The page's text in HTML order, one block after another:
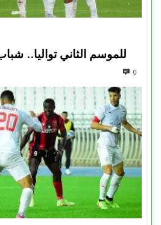
للموسم الثاني تواليا..
0